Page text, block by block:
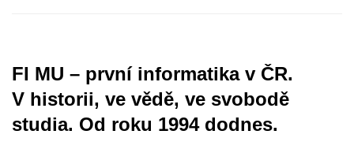
FI MU – první informatika v ČR.
V historii, ve vědě, ve svobodě
studia. Od roku 1994 dodnes.